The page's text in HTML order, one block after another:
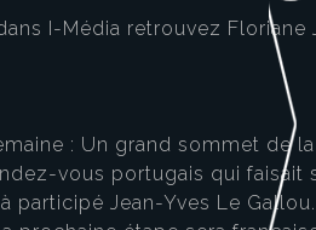
I-Média retrouvez Floriane
: Un grand sommet de
vous portugais qui faisait
participé Jean-Yves Le